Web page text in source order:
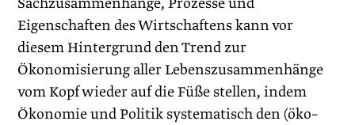
Eigenschaften des Wirtschaftens kann vor
diesem Hintergrund den Trend zur
Ökonomisierung aller Lebenszusammenhänge
vom Kopf wieder auf die Füße stellen, indem
Ökonomie und Politik systematisch den (öko–